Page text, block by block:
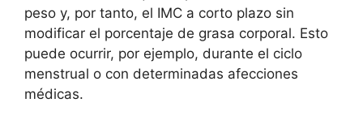
peso y, por tanto, el IMC a corto plazo sin
modificar el porcentaje de grasa corporal. Esto
puede ocurrir, por ejemplo, durante el ciclo
menstrual o con determinadas afecciones
médicas.